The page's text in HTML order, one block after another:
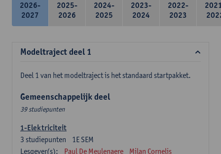
2026-
2027
2025-
2026
2024-
2025
2023-
2024
2022-
2023
Modeltraject deel 1
Deel 1 van het modeltraject is het standaard startpakket.
Gemeenschappelijk deel
39 studiepunten
1-Elektriciteit
1E SEM
3 studiepunten
Lesgever(s):
Paul De Meulenaere
Milan Cornelis